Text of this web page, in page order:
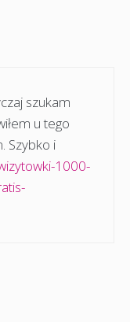
szukam
u tego
Szybko i
1000-